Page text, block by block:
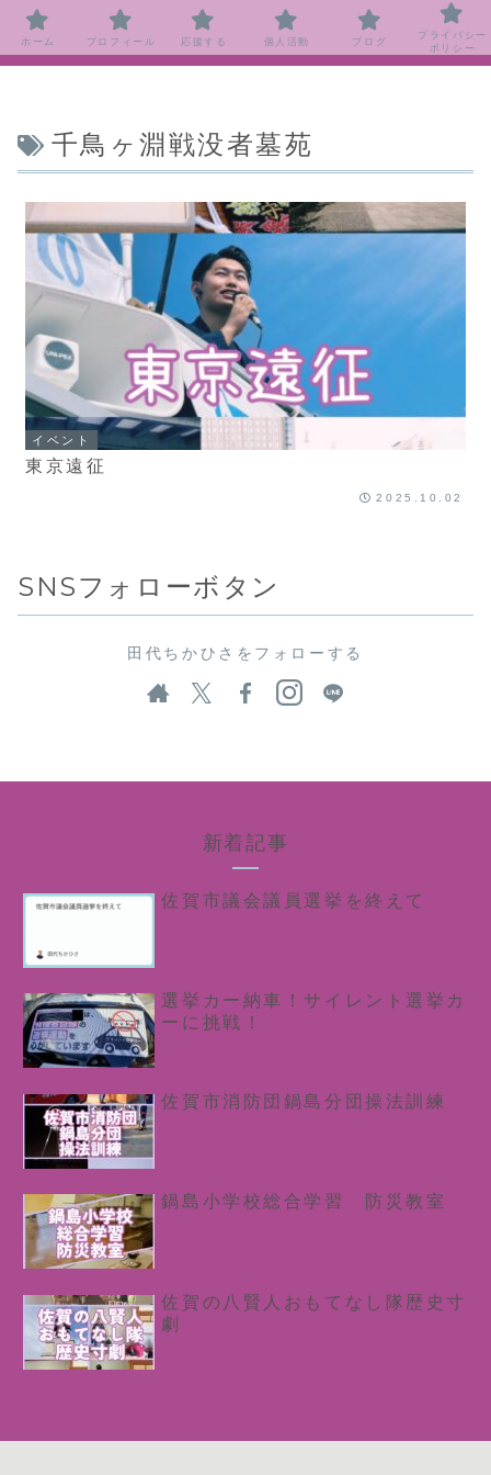
千鳥ヶ淵戦没者墓苑
イベント
東京遠征
2025.10.02
SNSフォローボタン
田代ちかひさをフォローする
新着記事
佐賀市議会議員選挙を終えて
選挙カー納車！サイレント選挙カ
ーに挑戦！
佐賀市消防団鍋島分団操法訓練
鍋島小学校総合学習 防災教室
佐賀の八賢人おもてなし隊歴史寸
劇
ホーム プロフィール 応援する 個人活動 ブログ
プライバシー
ポリシー